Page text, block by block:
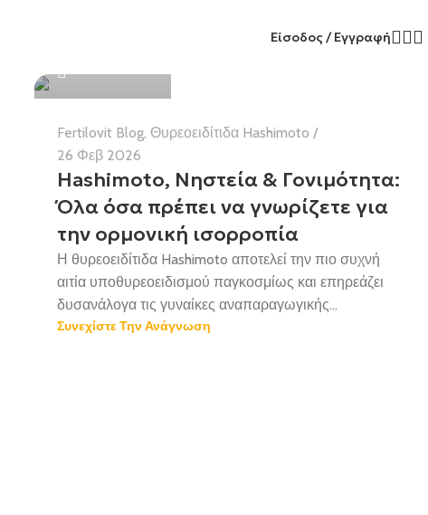
Είσοδος / Εγγραφή
Fertilovit Blog, Θυρεοειδίτιδα Hashimoto
26 Φεβ 2026
Hashimoto, Νηστεία & Γονιμότητα:
Όλα όσα πρέπει να γνωρίζετε για
την ορμονική ισορροπία
Η θυρεοειδίτιδα Hashimoto αποτελεί την πιο συχνή
αιτία υποθυρεοειδισμού παγκοσμίως και επηρεάζει
δυσανάλογα τις γυναίκες αναπαραγωγικής...
Συνεχίστε Την Ανάγνωση